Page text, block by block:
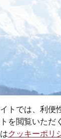
トでは、利便
を閲覧いただ
クッキーポリ